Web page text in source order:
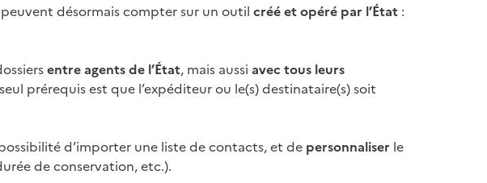
désormais compter sur un outil créé et opéré par l’État :
entre agents de l’État, mais aussi avec tous leurs
prérequis est que l’expéditeur ou le(s) destinataire(s) soit
d’importer une liste de contacts, et de personnaliser le
de conservation, etc.).